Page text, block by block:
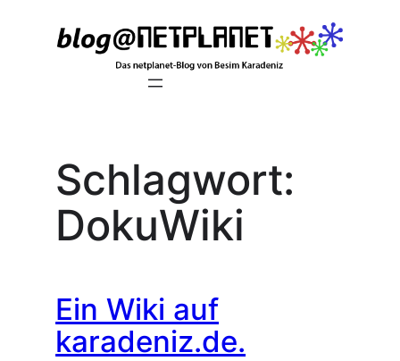
Schlagwort:
DokuWiki
Ein Wiki auf
karadeniz.de.